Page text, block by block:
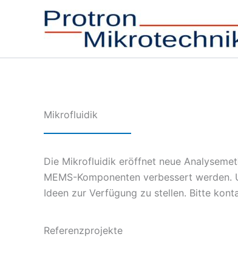
Mikrofluidik
Die Mikrofluidik eröffnet neue
MEMS-Komponenten verbessert
Ideen zur Verfügung zu stellen. Bitte
Referenzprojekte